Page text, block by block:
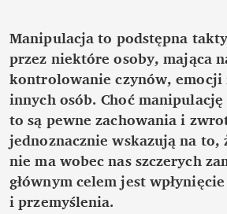
Manipulacja to podstępna
przez niektóre osoby, mająca
kontrolowanie czynów,
innych osób. Choć
to są pewne zachowania i
jednoznacznie wskazują na to,
nie ma wobec nas szczerych
głównym celem jest
i przemyślenia.